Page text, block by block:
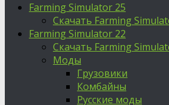
Farming Simulator 25
Скачать Farming
Farming Simulator 22
Скачать Farming
Моды
Грузовики
Комбайны
Русские моды